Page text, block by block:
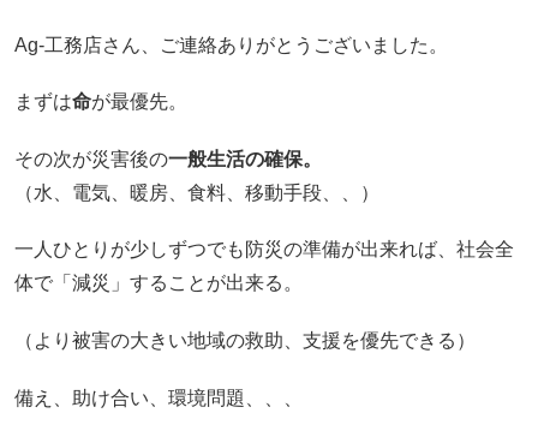
Ag-工務店さん、ご連絡ありがとうございました。
まずは命が最優先。
その次が災害後の一般生活の確保。
（水、電気、暖房、食料、移動手段、、）
一人ひとりが少しずつでも防災の準備が出来れば、社会全
体で「減災」することが出来る。
（より被害の大きい地域の救助、支援を優先できる）
備え、助け合い、環境問題、、、